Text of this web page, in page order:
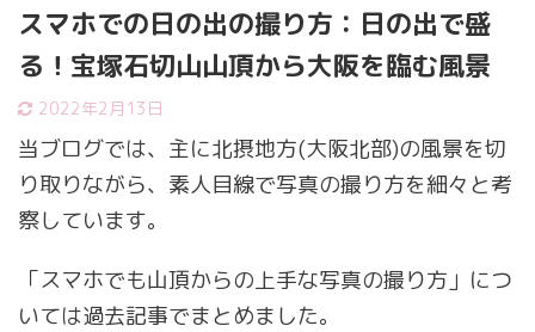
スマホでの日の出の撮り方：日の出で盛
る！宝塚石切山山頂から大阪を臨む風景
2022年2月13日
当ブログでは、主に北摂地方(大阪北部)の風景を切
り取りながら、素人目線で写真の撮り方を細々と考
察しています。
「スマホでも山頂からの上手な写真の撮り方」につ
いては過去記事でまとめました。